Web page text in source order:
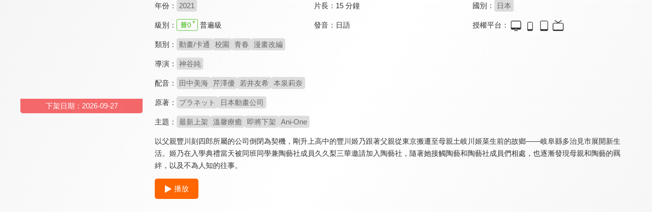
下架日期：2026-09-27
年份： 2021 片長： 15 分鐘 國別： 日本
級別： 普遍級 發音： 日語 授權平台：
類別： 動畫/卡通 校園 青春 漫畫改編
導演： 神谷純
配音： 田中美海 芹澤優 若井友希 本泉莉奈
原著： プラネット 日本動畫公司
主題： 最新上架 溫馨療癒 即將下架 Ani-One
以父親豐川刻四郎所屬的公司倒閉為契機，剛升上高中的豐川姬乃跟著父親從東京搬遷至母親土岐川姬菜生前的故鄉——岐阜縣多治見市展開新生
活。姬乃在入學典禮當天被同班同學兼陶藝社成員久久梨三華邀請加入陶藝社，隨著她接觸陶藝和陶藝社成員們相處，也逐漸發現母親和陶藝的羈
絆，以及不為人知的往事。
播放